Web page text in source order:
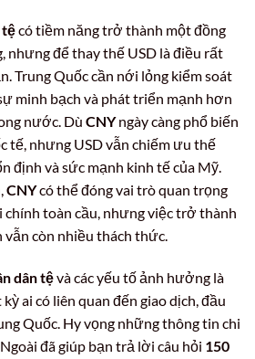
tệcó tiềm năng trở thành một đồng
để thay thế USD là điều rất
Trung Quốc cần nới lỏng kiểm soát
minh bạch và phát triển mạnh hơn
nước. Dù CNYngày càng phổ biến
tế, nhưng USD vẫn chiếm ưu thế
định và sức mạnh kinh tế của Mỹ.
CNYcó thể đóng vai trò quan trọng
toàn cầu, nhưng việc trở thành
còn nhiều thách thức.
dân tệvà các yếu tố ảnh hưởng là
ai có liên quan đến giao dịch, đầu
Quốc. Hy vọng những thông tin chi
đã giúp bạn trả lời câu hỏi 150